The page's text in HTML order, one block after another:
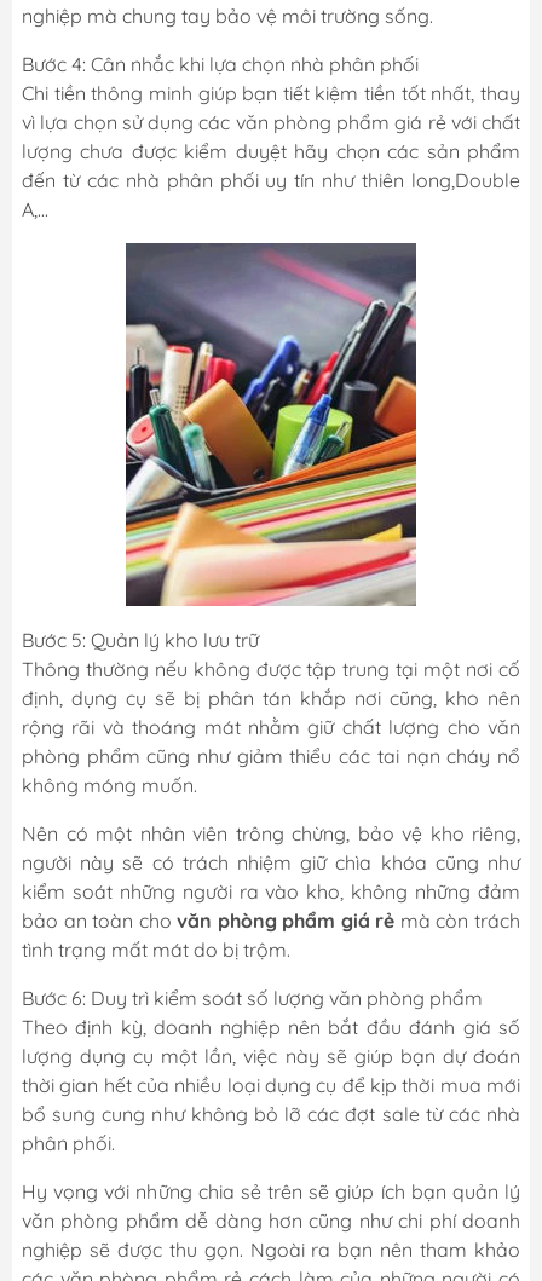
nghiệp mà chung tay bảo vệ môi trường sống.
Bước 4: Cân nhắc khi lựa chọn nhà phân phối
Chi tiền thông minh giúp bạn tiết kiệm tiền tốt nhất, thay
vì lựa chọn sử dụng các văn phòng phẩm giá rẻ với chất
lượng chưa được kiểm duyệt hãy chọn các sản phẩm
đến từ các nhà phân phối uy tín như thiên long,Double
A,...
Bước 5: Quản lý kho lưu trữ
Thông thường nếu không được tập trung tại một nơi cố
định, dụng cụ sẽ bị phân tán khắp nơi cũng, kho nên
rộng rãi và thoáng mát nhằm giữ chất lượng cho văn
phòng phẩm cũng như giảm thiểu các tai nạn cháy nổ
không móng muốn.
Nên có một nhân viên trông chừng, bảo vệ kho riêng,
người này sẽ có trách nhiệm giữ chìa khóa cũng như
kiểm soát những người ra vào kho, không những đảm
bảo an toàn chovăn phòng phẩm giá rẻ mà còn trách
tình trạng mất mát do bị trộm.
Bước 6: Duy trì kiểm soát số lượng văn phòng phẩm
Theo định kỳ, doanh nghiệp nên bắt đầu đánh giá số
lượng dụng cụ một lần, việc này sẽ giúp bạn dự đoán
thời gian hết của nhiều loại dụng cụ để kịp thời mua mới
bổ sung cung như không bỏ lỡ các đợt sale từ các nhà
phân phối.
Hy vọng với những chia sẻ trên sẽ giúp ích bạn quản lý
văn phòng phẩm dễ dàng hơn cũng như chi phí doanh
nghiệp sẽ được thu gọn. Ngoài ra bạn nên tham khảo